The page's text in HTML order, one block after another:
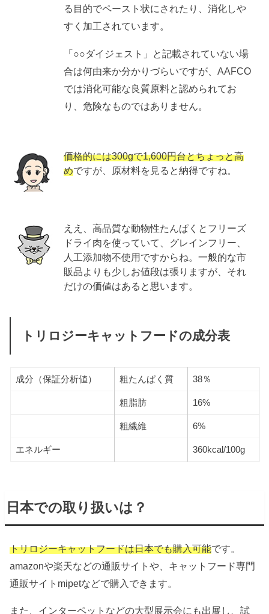
る目的でペースト状にされたり、消化しや
すく加工されています。
「○○ダイジェスト」と記載されていない場
合は何由来か分かりづらいですが、AAFCO
では消化可能な良質原料と認められてお
り、危険なものではありません。
価格的には300gで1,600円台とちょっと高
めですが、原材料を見ると納得ですね。
ええ、高品質な動物性たんぱくとフリーズ
ドライ肉を使っていて、グレインフリー、
人工添加物不使用ですからね。一般的な市
販品よりも少しお値段は張りますが、それ
だけの価値はあると思います。
トリロジーキャットフードの成分表
成分（保証分析値） 粗たんぱく質 38％
粗脂肪 16%
粗繊維 6%
エネルギー 360kcal/100g
日本での取り扱いは？
トリロジーキャットフードは日本でも購入可能です。
amazonや楽天などの通販サイトや、キャットフード専門
通販サイトmipetなどで購入できます。
また、インターペットなどの大型展示会にも出展し、試